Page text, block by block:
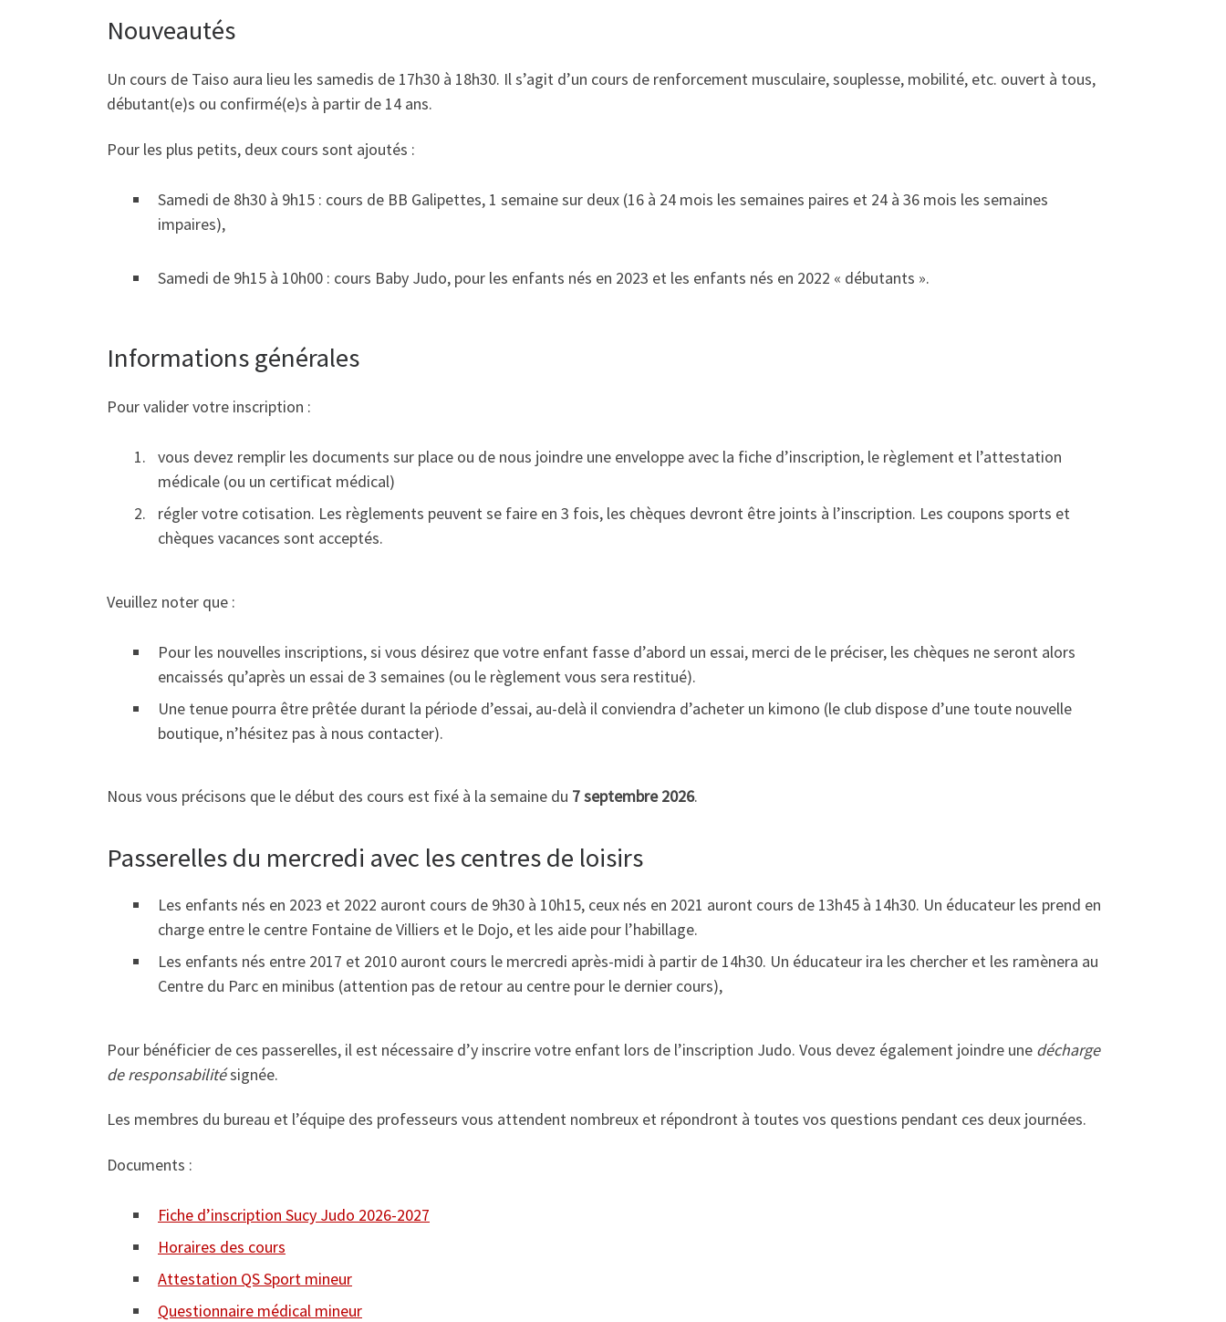
Nouveautés
Un cours de Taiso aura lieu les samedis de 17h30 à 18h30. Il s’agit d’un cours de renforcement musculaire, souplesse, mobilité, etc. ouvert à tous,
débutant(e)s ou confirmé(e)s à partir de 14 ans.
Pour les plus petits, deux cours sont ajoutés :
Samedi de 8h30 à 9h15 : cours de BB Galipettes, 1 semaine sur deux (16 à 24 mois les semaines paires et 24 à 36 mois les semaines
impaires),
Samedi de 9h15 à 10h00 : cours Baby Judo, pour les enfants nés en 2023 et les enfants nés en 2022 « débutants ».
Informations générales
Pour valider votre inscription :
vous devez remplir les documents sur place ou de nous joindre une enveloppe avec la fiche d’inscription, le règlement et l’attestation
médicale (ou un certificat médical)
régler votre cotisation. Les règlements peuvent se faire en 3 fois, les chèques devront être joints à l’inscription. Les coupons sports et
chèques vacances sont acceptés.
Veuillez noter que :
Pour les nouvelles inscriptions, si vous désirez que votre enfant fasse d’abord un essai, merci de le préciser, les chèques ne seront alors
encaissés qu’après un essai de 3 semaines (ou le règlement vous sera restitué).
Une tenue pourra être prêtée durant la période d’essai, au-delà il conviendra d’acheter un kimono (le club dispose d’une toute nouvelle
boutique, n’hésitez pas à nous contacter).
Nous vous précisons que le début des cours est fixé à la semaine du 7 septembre 2026.
Passerelles du mercredi avec les centres de loisirs
Les enfants nés en 2023 et 2022 auront cours de 9h30 à 10h15, ceux nés en 2021 auront cours de 13h45 à 14h30. Un éducateur les prend en
charge entre le centre Fontaine de Villiers et le Dojo, et les aide pour l’habillage.
Les enfants nés entre 2017 et 2010 auront cours le mercredi après-midi à partir de 14h30. Un éducateur ira les chercher et les ramènera au
Centre du Parc en minibus (attention pas de retour au centre pour le dernier cours),
Pour bénéficier de ces passerelles, il est nécessaire d’y inscrire votre enfant lors de l’inscription Judo. Vous devez également joindre une décharge
de responsabilitésignée.
Les membres du bureau et l’équipe des professeurs vous attendent nombreux et répondront à toutes vos questions pendant ces deux journées.
Documents :
Fiche d’inscription Sucy Judo 2026-2027
Horaires des cours
Attestation QS Sport mineur
Questionnaire médical mineur